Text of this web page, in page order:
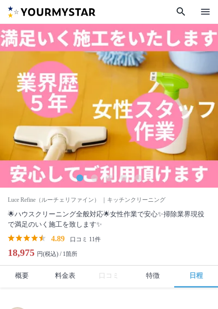
search menu
Luce Refine（ルーチェリファイン） ｜キッチンクリーニング
🌟ハウスクリーニング全般対応🌟女性作業で安心✨掃除業界現役
で満足のいく施工を致します✨
4.89 口コミ 11件
18,975 円(税込) / 1箇所
概要 料金表 口コミ 特徴 日程